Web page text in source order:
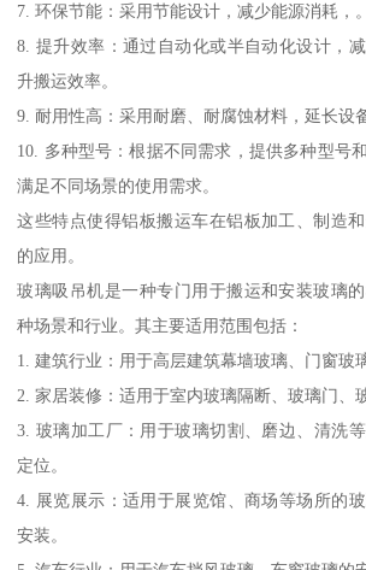
7. 环保节能：采用节能设计，减少能源消耗，。
8. 提升效率：通过自动化或半自动化设计，
升搬运效率。
9. 耐用性高：采用耐磨、耐腐蚀材料，延长设
10. 多种型号：根据不同需求，提供多种型号
满足不同场景的使用需求。
这些特点使得铝板搬运车在铝板加工、制造
的应用。
玻璃吸吊机是一种专门用于搬运和安装玻璃
种场景和行业。其主要适用范围包括：
1. 建筑行业：用于高层建筑幕墙玻璃、门窗玻
2. 家居装修：适用于室内玻璃隔断、玻璃门、
3. 玻璃加工厂：用于玻璃切割、磨边、清洗
定位。
4. 展览展示：适用于展览馆、商场等场所的
安装。